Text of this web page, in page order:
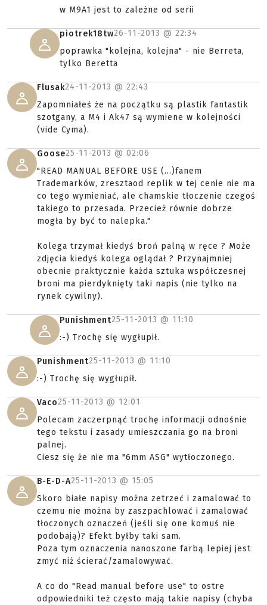
w M9A1 jest to zależne od serii
piotrek18tw26-11-2013 @ 22:34
poprawka "kolejna, kolejna" - nie Berreta,
tylko Beretta
Flusak24-11-2013 @ 22:43
Zapomniałeś że na początku są plastik fantastik
szotgany, a M4 i Ak47 są wymiene w kolejności
(vide Cyma).
Goose25-11-2013 @ 02:06
"READ MANUAL BEFORE USE (...)fanem
Trademarków, zresztaod replik w tej cenie nie ma
co tego wymieniać, ale chamskie tłoczenie czegoś
takiego to przesada. Przecież równie dobrze
mogła by być to nalepka."
Kolega trzymał kiedyś broń palną w ręce ? Może
zdjęcia kiedyś kolega oglądał ? Przynajmniej
obecnie praktycznie każda sztuka współczesnej
broni ma pierdyknięty taki napis (nie tylko na
rynek cywilny).
Punishment25-11-2013 @ 11:10
:-) Trochę się wygłupił.
Punishment25-11-2013 @ 11:10
:-) Trochę się wygłupił.
Vaco25-11-2013 @ 12:01
Polecam zaczerpnąć trochę informacji odnośnie
tego tekstu i zasady umieszczania go na broni
palnej.
Ciesz się że nie ma "6mm ASG" wytłoczonego.
B-E-D-A25-11-2013 @ 15:05
Skoro białe napisy można zetrzeć i zamalować to
czemu nie można by zaszpachlować i zamalować
tłoczonych oznaczeń (jeśli się one komuś nie
podobają)? Efekt byłby taki sam.
Poza tym oznaczenia nanoszone farbą lepiej jest
zmyć niż ścierać/zamalowywać.
A co do "Read manual before use" to ostre
odpowiedniki też często mają takie napisy (chyba